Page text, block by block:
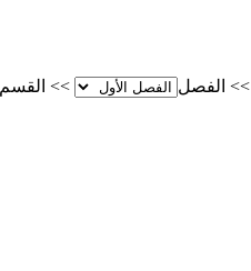
>> الفصل >> القسم